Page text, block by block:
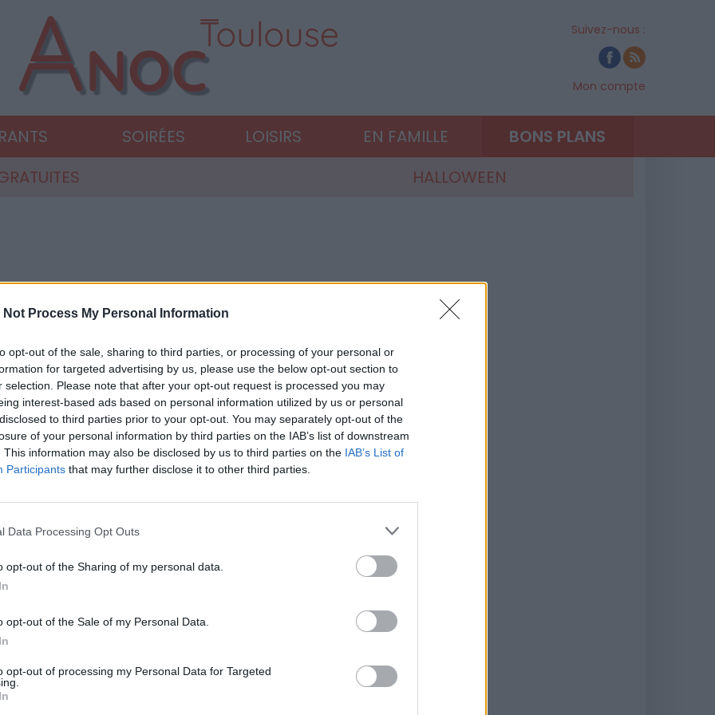
Not Process My Personal Information
opt-out of the sale, sharing to third parties, or processing of your personal or
for targeted advertising by us, please use the below opt-out section to
selection. Please note that after your opt-out request is processed you may
interest-based ads based on personal information utilized by us or personal
to third parties prior to your opt-out. You may separately opt-out of the
of your personal information by third parties on the IAB’s list of downstream
This information may also be disclosed by us to third parties on the IAB’s List of
Participants that may further disclose it to other third parties.
Data Processing Opt Outs
opt-out of the Sharing of my personal data.
opt-out of the Sale of my Personal Data.
opt-out of processing my Personal Data for Targeted
Suivez-nous :
Mon compte
SOIRÉES LOISIRS EN FAMILLE
BONS PLANS
HALLOWEEN
ARTICLES
Toulouse 2019
depuis une vingtaine d'année, le Marché de Noël vient
de Noël
de fin d'année, pourquoi ne pas emmener vos enfants au
du Fil à Plomb vous invite à découvrir l'aventure de Justine et
Noël.